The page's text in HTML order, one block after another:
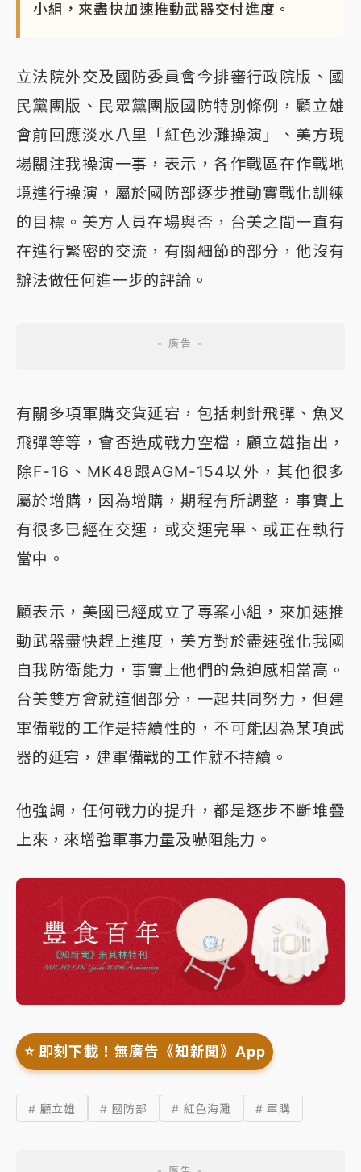
小組，來盡快加速推動武器交付進度。
立法院外交及國防委員會今排審行政院版、國
民黨團版、民眾黨團版國防特別條例，顧立雄
會前回應淡水八里「紅色沙灘操演」、美方現
場關注我操演一事，表示，各作戰區在作戰地
境進行操演，屬於國防部逐步推動實戰化訓練
的目標。美方人員在場與否，台美之間一直有
在進行緊密的交流，有關細節的部分，他沒有
辦法做任何進一步的評論。
有關多項軍購交貨延宕，包括刺針飛彈、魚叉
飛彈等等，會否造成戰力空檔，顧立雄指出，
除F-16、MK48跟AGM-154以外，其他很多
屬於增購，因為增購，期程有所調整，事實上
有很多已經在交運，或交運完畢、或正在執行
當中。
顧表示，美國已經成立了專案小組，來加速推
動武器盡快趕上進度，美方對於盡速強化我國
自我防衛能力，事實上他們的急迫感相當高。
台美雙方會就這個部分，一起共同努力，但建
軍備戰的工作是持續性的，不可能因為某項武
器的延宕，建軍備戰的工作就不持續。
他強調，任何戰力的提升，都是逐步不斷堆疊
上來，來增強軍事力量及嚇阻能力。
⭐️ 即刻下載！無廣告《知新聞》App
# 顧立雄 # 國防部 # 紅色海灘 # 軍購